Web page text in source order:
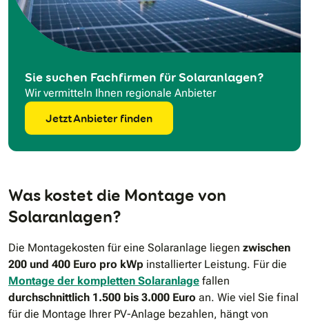
Sie suchen Fachfirmen für Solaranlagen?
Wir vermitteln Ihnen regionale Anbieter
Jetzt Anbieter finden
Was kostet die Montage von
Solaranlagen?
Die Montagekosten für eine Solaranlage liegen zwischen
200 und 400 Euro pro kWp installierter Leistung. Für die
Montage der kompletten Solaranlage fallen
durchschnittlich 1.500 bis 3.000 Euro an. Wie viel Sie final
für die Montage Ihrer PV-Anlage bezahlen, hängt von